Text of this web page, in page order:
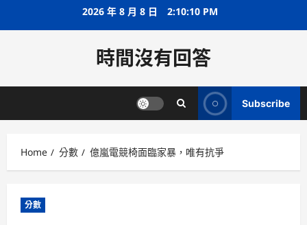
2026 年 8 月 8 日 2:10:11 PM
時間沒有回答
Subscribe
Home 分數 億嵐電競椅面臨家暴，唯有抗爭
分數